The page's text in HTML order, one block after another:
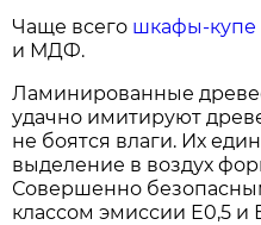
Чаще всего шкафы-купе
и МДФ.
Ламинированные
удачно имитируют
не боятся влаги. Их
выделение в воздух
Совершенно
классом эмиссии E0,5 и